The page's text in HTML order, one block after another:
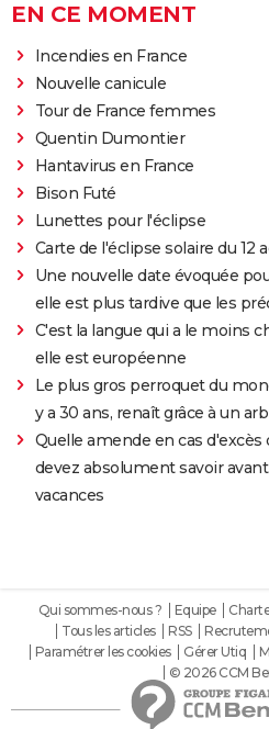
EN CE MOMENT
Incendies en France
Nouvelle canicule
Tour de France femmes
Quentin Dumontier
Hantavirus en France
Bison Futé
Lunettes pour l'éclipse
Carte de l'éclipse solaire du 12
Une nouvelle date évoquée
elle est plus tardive que les
C'est la langue qui a le moins
elle est européenne
Le plus gros perroquet du
y a 30 ans, renaît grâce à un
Quelle amende en cas d'excès
devez absolument savoir
vacances
Qui sommes-nous ? Equipe
Tous les articles
RSS
Paramétrer les cookies
Gérer Utiq
© 2026 CCM